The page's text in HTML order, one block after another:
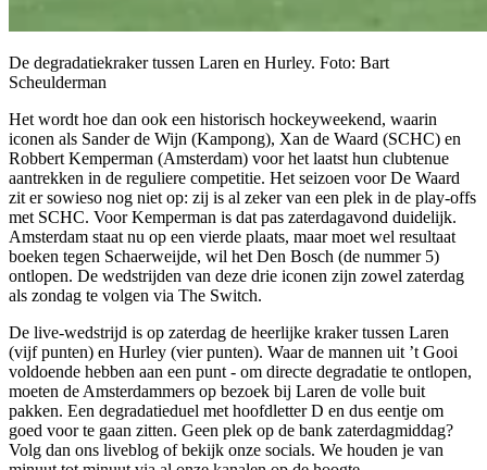
De degradatiekraker tussen Laren en Hurley. Foto: Bart
Scheulderman
Het wordt hoe dan ook een historisch hockeyweekend, waarin
iconen als Sander de Wijn (Kampong), Xan de Waard (SCHC) en
Robbert Kemperman (Amsterdam) voor het laatst hun clubtenue
aantrekken in de reguliere competitie. Het seizoen voor De Waard
zit er sowieso nog niet op: zij is al zeker van een plek in de play-offs
met SCHC. Voor Kemperman is dat pas zaterdagavond duidelijk.
Amsterdam staat nu op een vierde plaats, maar moet wel resultaat
boeken tegen Schaerweijde, wil het Den Bosch (de nummer 5)
ontlopen. De wedstrijden van deze drie iconen zijn zowel zaterdag
als zondag te volgen via The Switch.
De live-wedstrijd is op zaterdag de heerlijke kraker tussen Laren
(vijf punten) en Hurley (vier punten). Waar de mannen uit ’t Gooi
voldoende hebben aan een punt - om directe degradatie te ontlopen,
moeten de Amsterdammers op bezoek bij Laren de volle buit
pakken. Een degradatieduel met hoofdletter D en dus eentje om
goed voor te gaan zitten. Geen plek op de bank zaterdagmiddag?
Volg dan ons liveblog of bekijk onze socials. We houden je van